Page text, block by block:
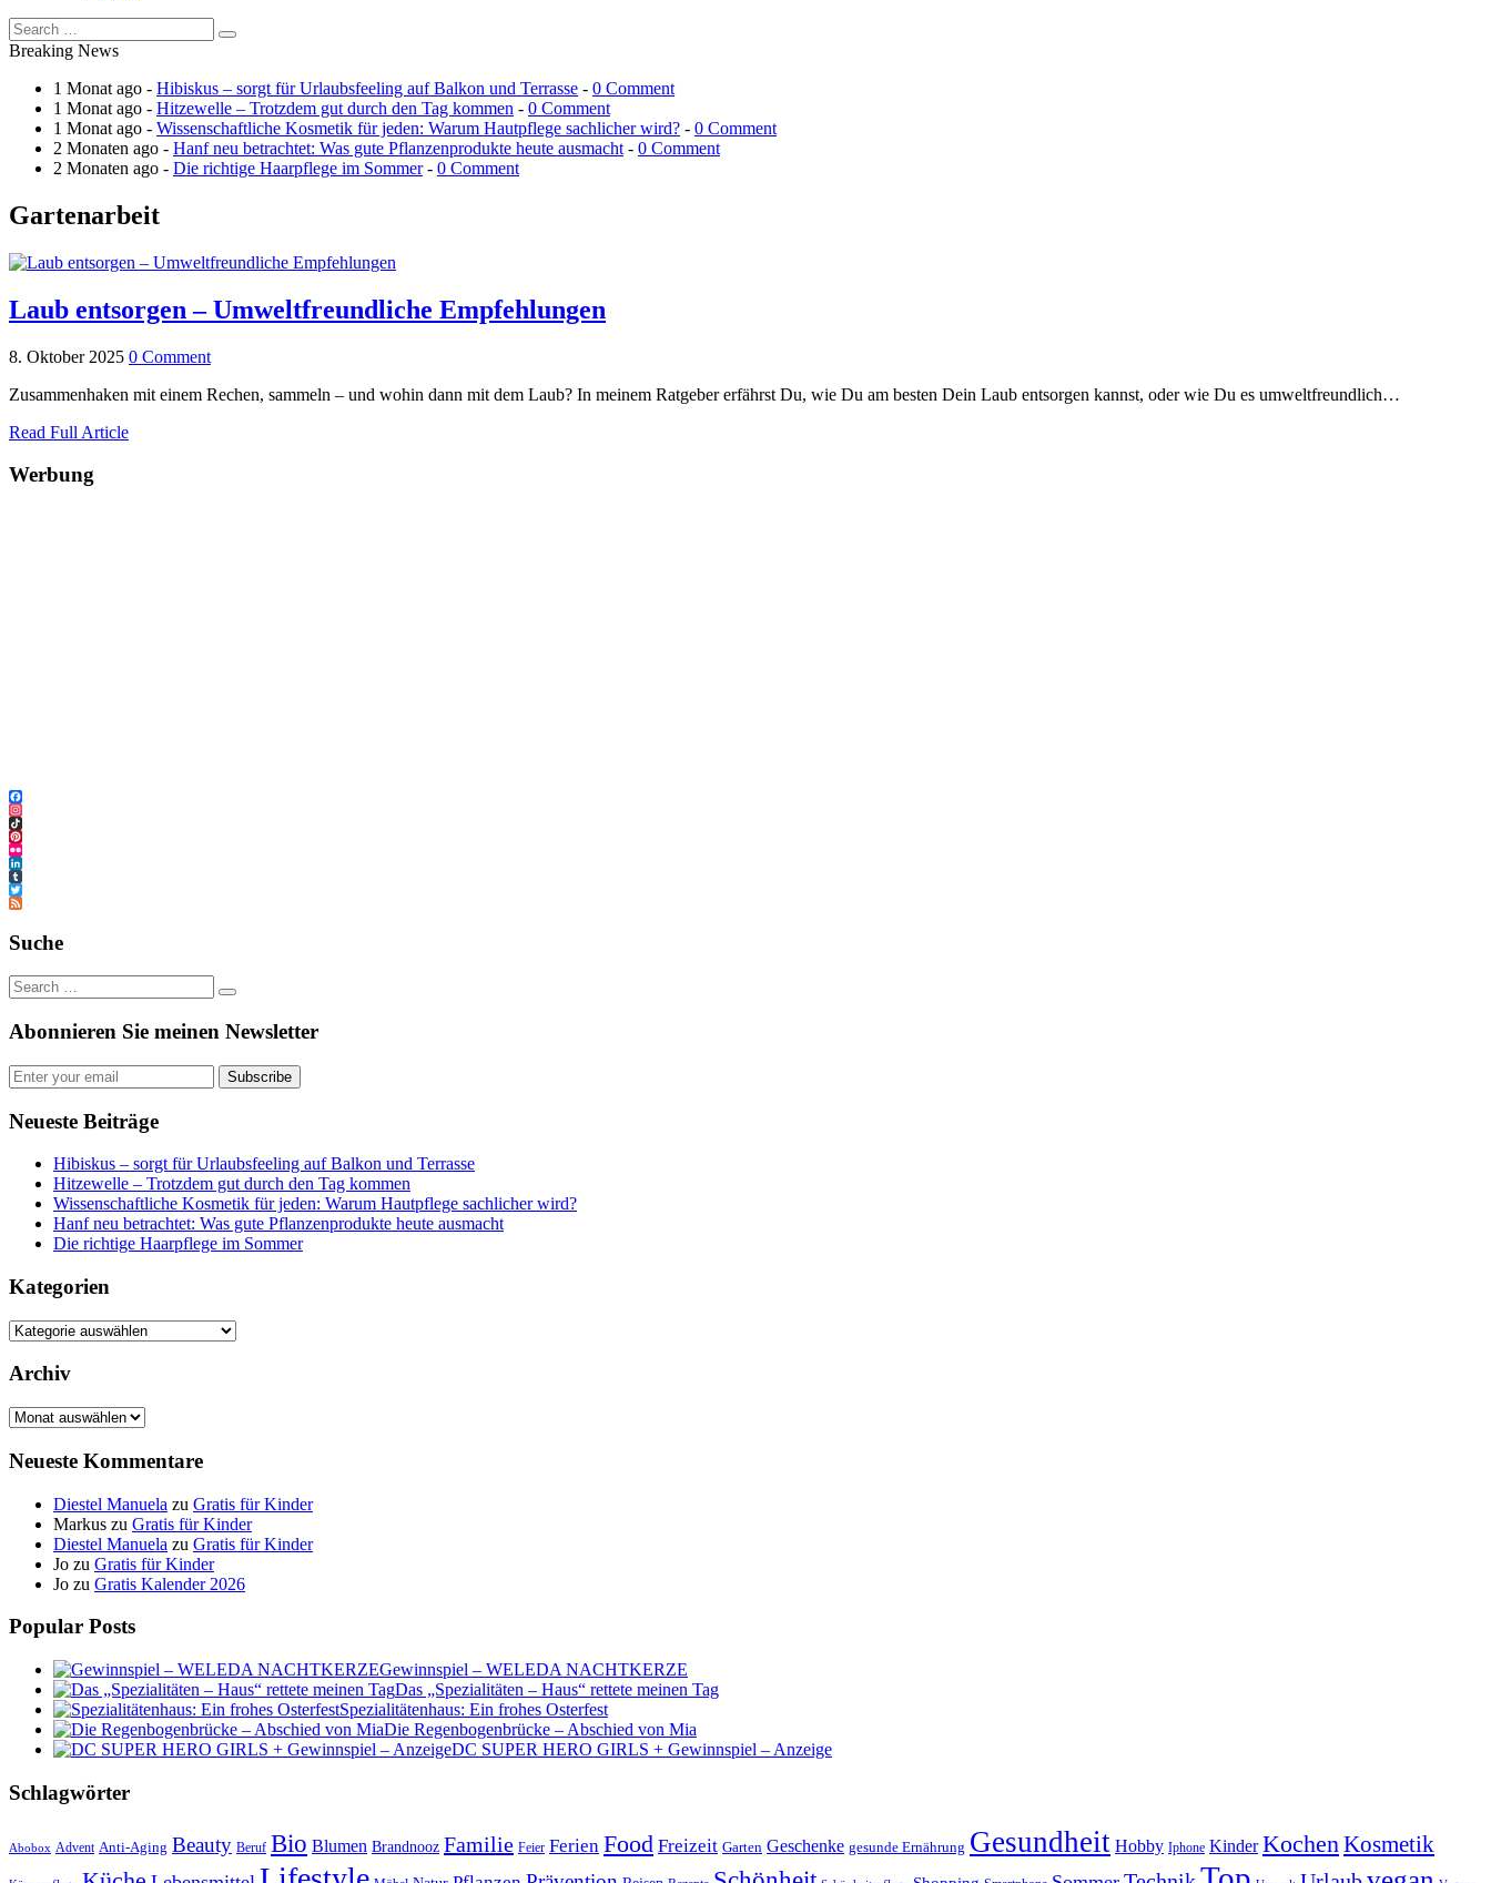
Breaking News
1 Monat ago - Hibiskus – sorgt für Urlaubsfeeling auf Balkon und Terrasse - 0 Comment
1 Monat ago - Hitzewelle – Trotzdem gut durch den Tag kommen - 0 Comment
1 Monat ago - Wissenschaftliche Kosmetik für jeden: Warum Hautpflege sachlicher wird? - 0 Comment
2 Monaten ago - Hanf neu betrachtet: Was gute Pflanzenprodukte heute ausmacht - 0 Comment
2 Monaten ago - Die richtige Haarpflege im Sommer- 0 Comment
Gartenarbeit
Laub entsorgen – Umweltfreundliche Empfehlungen
8. Oktober 2025 0 Comment
Zusammenhaken mit einem Rechen, sammeln – und wohin dann mit dem Laub? In meinem Ratgeber erfährst Du, wie Du am besten Dein Laub entsorgen kannst, oder wie Du es umweltfreundlich…
Read Full Article
Werbung
Facebook
Instagram
TikTok
Pinterest
Flickr
LinkedIn
Tumblr
Twitter
Feed
Suche
Abonnieren Sie meinen Newsletter
Subscribe
Neueste Beiträge
Hibiskus – sorgt für Urlaubsfeeling auf Balkon und Terrasse
Hitzewelle – Trotzdem gut durch den Tag kommen
Wissenschaftliche Kosmetik für jeden: Warum Hautpflege sachlicher wird?
Hanf neu betrachtet: Was gute Pflanzenprodukte heute ausmacht
Die richtige Haarpflege im Sommer
Kategorien
Kategorien
Archiv
Archiv
Neueste Kommentare
Diestel Manuela zu Gratis für Kinder
Markus zu Gratis für Kinder
Diestel Manuela zu Gratis für Kinder
Jo zu Gratis für Kinder
Jo zu Gratis Kalender 2026
Popular Posts
Gewinnspiel – WELEDA NACHTKERZE
Das „Spezialitäten – Haus“ rettete meinen Tag
Spezialitätenhaus: Ein frohes Osterfest
Die Regenbogenbrücke – Abschied von Mia
DC SUPER HERO GIRLS + Gewinnspiel – Anzeige
Schlagwörter
Abobox Advent Anti-Aging Beauty Beruf Bio Blumen Brandnooz Familie Feier Ferien Food Freizeit Garten Geschenke gesunde Ernährung Gesundheit Hobby Iphone Kinder KochenKosmetik